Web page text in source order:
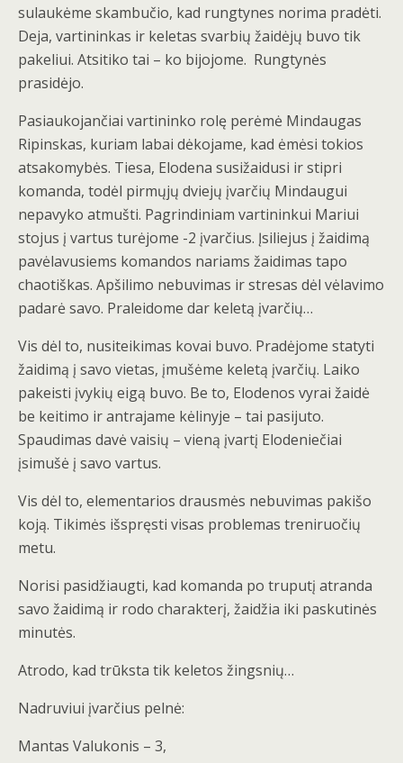
sulaukėme skambučio, kad rungtynes norima pradėti.
Deja, vartininkas ir keletas svarbių žaidėjų buvo tik
pakeliui. Atsitiko tai – ko bijojome. Rungtynės
prasidėjo.
Pasiaukojančiai vartininko rolę perėmė Mindaugas
Ripinskas, kuriam labai dėkojame, kad ėmėsi tokios
atsakomybės. Tiesa, Elodena susižaidusi ir stipri
komanda, todėl pirmųjų dviejų įvarčių Mindaugui
nepavyko atmušti. Pagrindiniam vartininkui Mariui
stojus į vartus turėjome -2 įvarčius. Įsiliejus į žaidimą
pavėlavusiems komandos nariams žaidimas tapo
chaotiškas. Apšilimo nebuvimas ir stresas dėl vėlavimo
padarė savo. Praleidome dar keletą įvarčių…
Vis dėl to, nusiteikimas kovai buvo. Pradėjome statyti
žaidimą į savo vietas, įmušėme keletą įvarčių. Laiko
pakeisti įvykių eigą buvo. Be to, Elodenos vyrai žaidė
be keitimo ir antrajame kėlinyje – tai pasijuto.
Spaudimas davė vaisių – vieną įvartį Elodeniečiai
įsimušė į savo vartus.
Vis dėl to, elementarios drausmės nebuvimas pakišo
koją. Tikimės išspręsti visas problemas treniruočių
metu.
Norisi pasidžiaugti, kad komanda po truputį atranda
savo žaidimą ir rodo charakterį, žaidžia iki paskutinės
minutės.
Atrodo, kad trūksta tik keletos žingsnių…
Nadruviui įvarčius pelnė:
Mantas Valukonis – 3,